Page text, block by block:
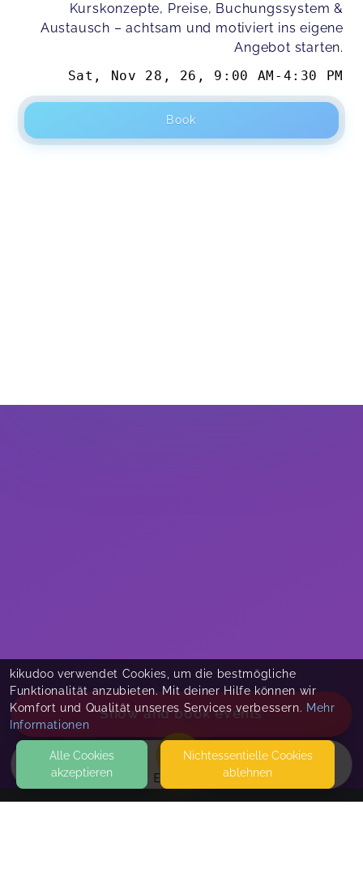
EVENTS
Kurskonzepte, Preise, Buchungssystem &
Austausch – achtsam und motiviert ins eigene
Angebot starten.
Sat, Nov 28, 26 , 9:00 AM - 4:30 PM
Book
Show and book events
kikudoo verwendet Cookies, um die bestmögliche
Funktionalität anzubieten. Mit deiner Hilfe können wir
Komfort und Qualität unseres Services verbessern. Mehr
Informationen
Alle Cookies
akzeptieren
Nicht­essentielle Cookies
ablehnen